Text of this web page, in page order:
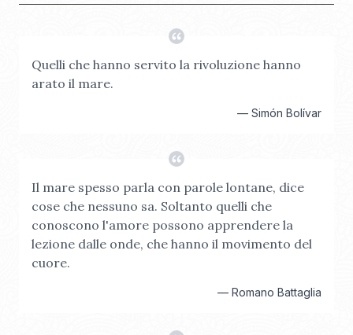
Quelli che hanno servito la rivoluzione hanno
arato il mare.
— Simón Bolívar
Il mare spesso parla con parole lontane, dice
cose che nessuno sa. Soltanto quelli che
conoscono l'amore possono apprendere la
lezione dalle onde, che hanno il movimento del
cuore.
— Romano Battaglia